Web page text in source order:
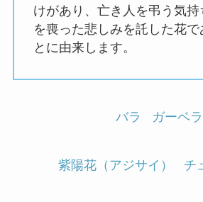
けがあり、亡き人を弔う気持
を喪った悲しみを託した花で
とに由来します。
バラ ガーベラ
紫陽花（アジサイ） チ